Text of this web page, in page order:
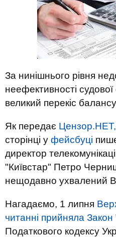
За нинішнього рівня
неефективності
великий перекіс
Як передає Цензор.НЕТ,
сторінці у фейсбуці
директор
"Київстар" Петро
нещодавно ухвалений
Нагадаємо, 1 липня
читанні прийняла Закон
Податкового кодексу